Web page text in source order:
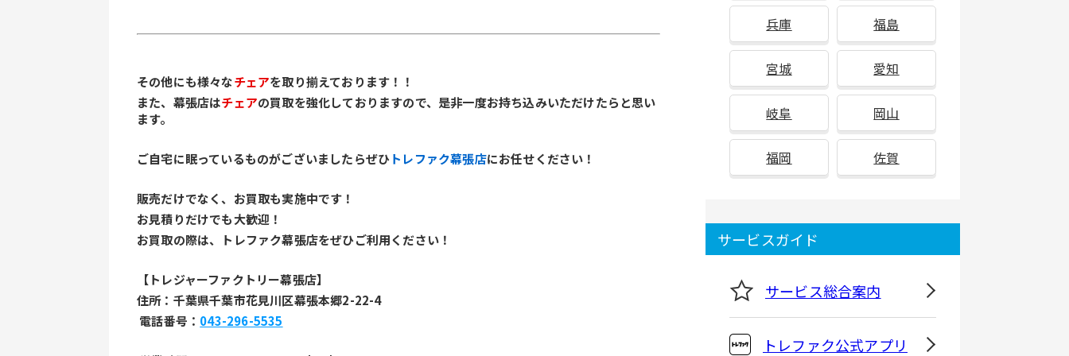
その他にも様々なチェアを取り揃えております！！
また、幕張店はチェアの買取を強化しておりますので、是非一度お持ち込みいただけたらと思い
ます。
ご自宅に眠っているものがございましたらぜひ トレファク幕張店にお任せください！
販売だけでなく、お買取も実施中です！
お見積りだけでも大歓迎！
お買取の際は、トレファク幕張店をぜひご利用ください！
【トレジャーファクトリー幕張店】
住所：千葉県千葉市花見川区幕張本郷2-22-4
電話番号： 043-296-5535
兵庫 福島
宮城 愛知
岐阜 岡山
福岡 佐賀
サービスガイド
サービス総合案内
トレファク公式アプリ